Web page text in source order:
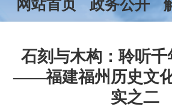
网站首页 政务公开
石刻与木构：聆听
——福建福州历史文
实之二